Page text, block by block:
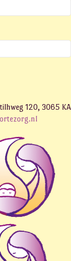
120, 3065 KA